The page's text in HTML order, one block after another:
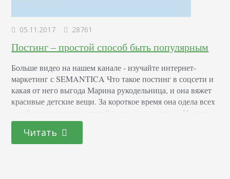
05.11.2017 28761
Постинг – простой способ быть популярным
Больше видео на нашем канале - изучайте интернет-
маркетинг с SEMANTICA Что такое постинг в соцсети и
какая от него выгода Марина рукодельница, и она вяжет
красивые детские вещи. За короткое время она одела всех
детей своих родных, друзей и просто знакомых. И, когда
одевать было больше некого, ей пришла идея продвигать
своё умение через интернет и на этом зарабатывать
деньги.…
Читать